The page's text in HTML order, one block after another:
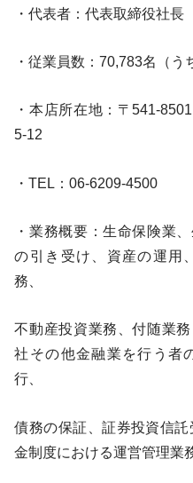
・代表者：代表取締役社
・従業員数：70,783名（う
・本店所在地：〒541-
5-12
・TEL：06-6209-4500
・業務概要：生命保険業
の引き受け、資産の運用
務、
不動産投資業務、付随業
社その他金融業を行う者
行、
債務の保証、証券投資信
金制度における運営管理業